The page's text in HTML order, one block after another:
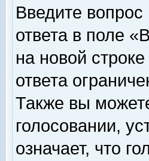
Введите
ответа в поле
на новой
ответа
Также вы
голосовании,
означает, что